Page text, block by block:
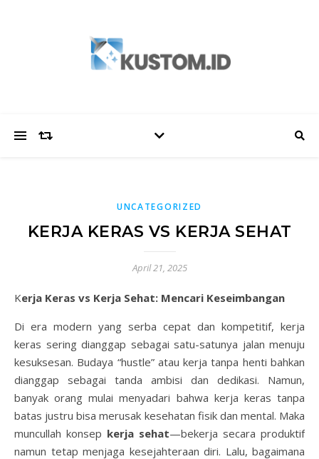
UNCATEGORIZED
KERJA KERAS VS KERJA SEHAT
April 21, 2025
Kerja Keras vs Kerja Sehat: Mencari Keseimbangan
Di era modern yang serba cepat dan kompetitif, kerja
keras sering dianggap sebagai satu-satunya jalan menuju
kesuksesan. Budaya “hustle” atau kerja tanpa henti bahkan
dianggap sebagai tanda ambisi dan dedikasi. Namun,
banyak orang mulai menyadari bahwa kerja keras tanpa
batas justru bisa merusak kesehatan fisik dan mental. Maka
muncullah konsep kerja sehat—bekerja secara produktif
namun tetap menjaga kesejahteraan diri. Lalu, bagaimana